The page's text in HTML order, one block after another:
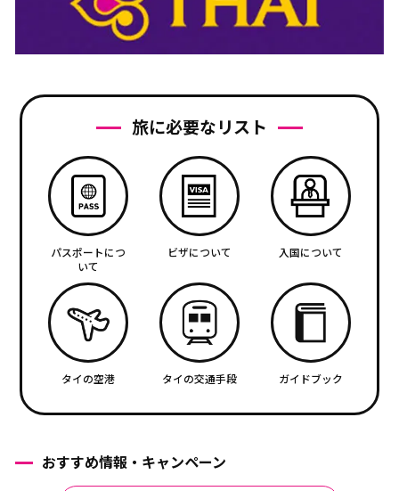
旅に必要なリスト
パスポートにつ
いて
ビザについて 入国について
タイの空港 タイの交通手段 ガイドブック
おすすめ情報・キャンペーン